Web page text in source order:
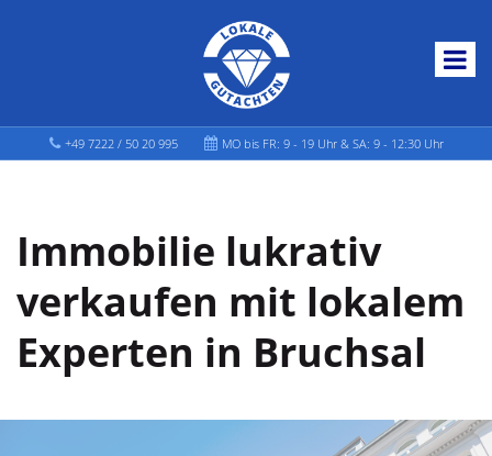
+49 7222 / 50 20 995 MO bis FR: 9 - 19 Uhr & SA: 9 - 12:30 Uhr
Immobilie lukrativ
verkaufen mit lokalem
Experten in Bruchsal